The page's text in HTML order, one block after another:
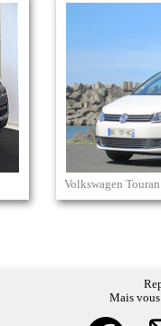
Volkswagen Touran
Mais